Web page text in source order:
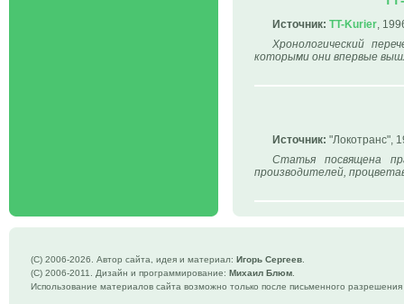
Источник: TT-Kurier,
Хронологический
которыми они впервые
Источник: "Локотранс",
Статья посвящена
производителей,
(C) 2006-2026. Автор сайта, идея и материал: Игорь Сергеев
(C) 2006-2011. Дизайн и программирование: Михаил Блюм
Использование материалов сайта возможно только после письменного